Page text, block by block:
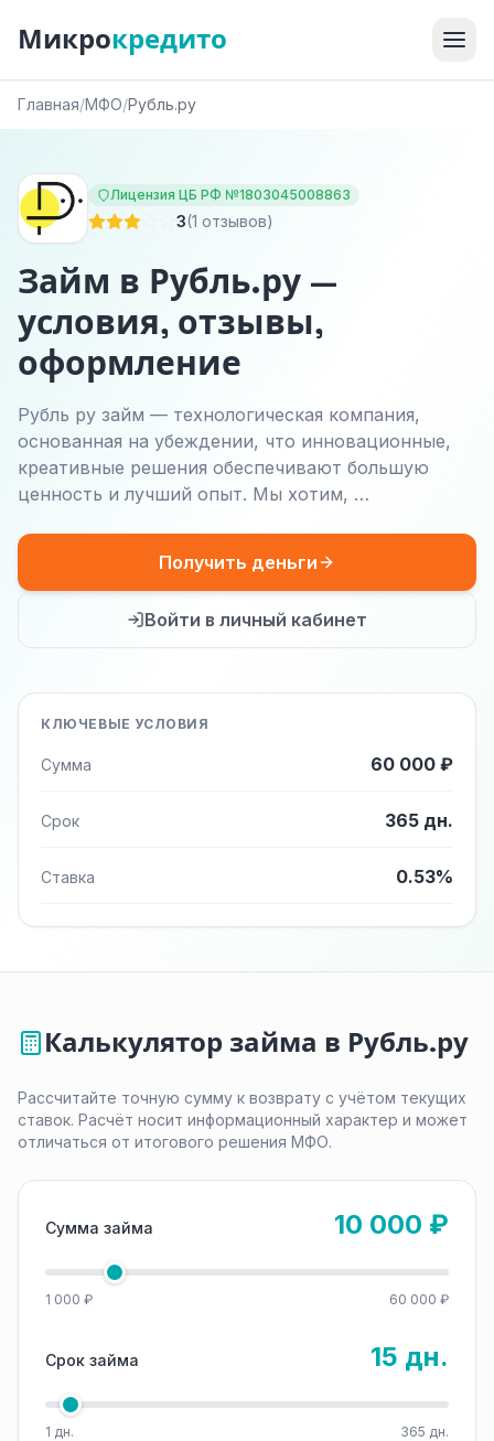
Микрокредито
Главная/МФО/Рубль.ру
Лицензия ЦБ РФ №1803045008863
3(1 отзывов)
Займ в Рубль.ру —
условия, отзывы,
оформление
Рубль ру займ — технологическая компания,
основанная на убеждении, что инновационные,
креативные решения обеспечивают большую
ценность и лучший опыт. Мы хотим, …
Получить деньги
Войти в личный кабинет
КЛЮЧЕВЫЕ УСЛОВИЯ
Сумма 60 000 ₽
Срок 365 дн.
Ставка 0.53%
Калькулятор займа в Рубль.ру
Рассчитайте точную сумму к возврату с учётом текущих
ставок. Расчёт носит информационный характер и может
отличаться от итогового решения МФО.
Сумма займа 10 000 ₽
1 000 ₽ 60 000 ₽
Срок займа 15 дн.
1 дн. 365 дн.